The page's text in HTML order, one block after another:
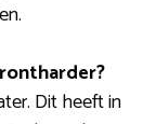
Dit heeft in